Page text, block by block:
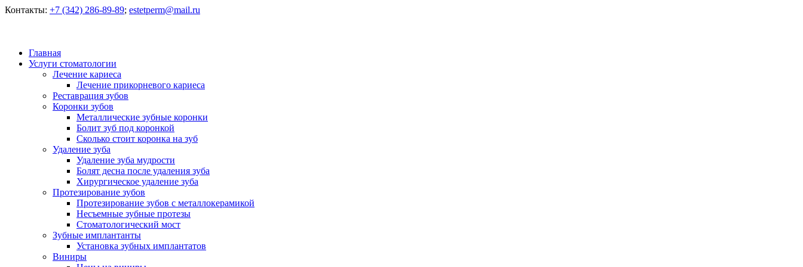
Контакты: +7 (342) 286-89-89; estetperm@mail.ru
Главная
Услуги стоматологии
Лечение кариеса
Лечение прикорневого кариеса
Реставрация зубов
Коронки зубов
Металлические зубные коронки
Болит зуб под коронкой
Сколько стоит коронка на зуб
Удаление зуба
Удаление зуба мудрости
Болят десна после удаления зуба
Хирургическое удаление зуба
Протезирование зубов
Протезирование зубов с металлокерамикой
Несъемные зубные протезы
Стоматологический мост
Зубные имплантанты
Установка зубных имплантатов
Виниры